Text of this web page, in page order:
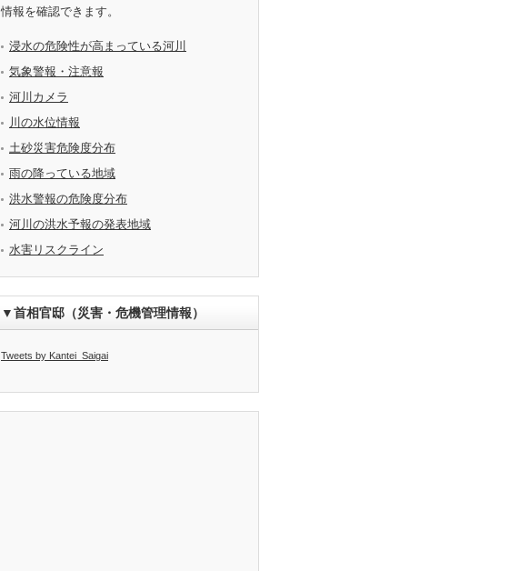
情報を確認できます。
浸水の危険性が高まっている河川
気象警報・注意報
河川カメラ
川の水位情報
土砂災害危険度分布
雨の降っている地域
洪水警報の危険度分布
河川の洪水予報の発表地域
水害リスクライン
▼首相官邸（災害・危機管理情報）
Tweets by Kantei_Saigai